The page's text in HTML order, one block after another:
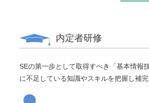
内定者研修
SEの第一歩として取得すべき「基本情報
に不足している知識やスキルを把握し補